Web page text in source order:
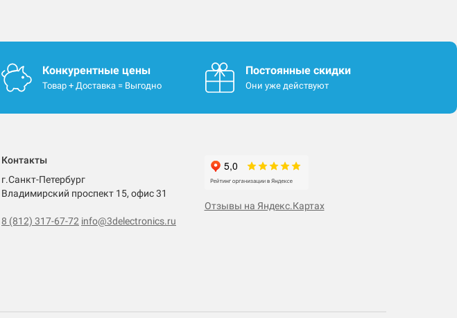
Конкурентные цены
Товар + Доставка = Выгодно
Постоянные скидки
Они уже действуют
Контакты
г.Санкт-Петербург
Владимирский проспект 15, офис 31
8 (812) 317-67-72 info@3delectronics.ru
Отзывы на Яндекс.Картах